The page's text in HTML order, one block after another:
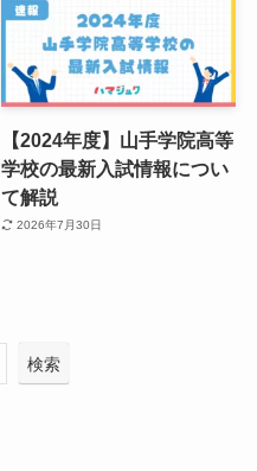
【2024年度】山手学院高等
学校の最新入試情報につい
て解説
2026年7月30日
検索